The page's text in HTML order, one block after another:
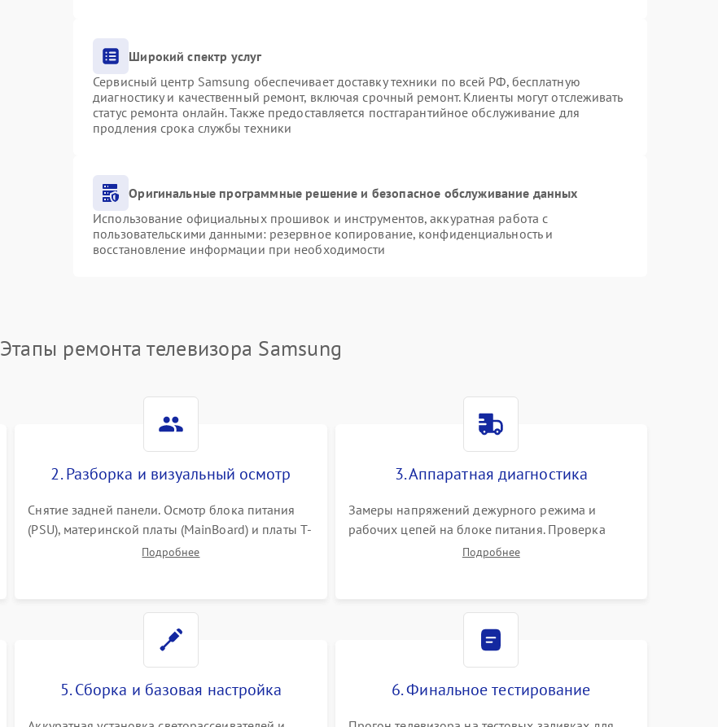
Широкий спектр услуг
Сервисный центр Samsung обеспечивает доставку техники по всей РФ, бесплатную
диагностику и качественный ремонт, включая срочный ремонт. Клиенты могут отслеживать
статус ремонта онлайн. Также предоставляется постгарантийное обслуживание для
продления срока службы техники
Оригинальные программные решение и безопасное обслуживание данных
Использование официальных прошивок и инструментов, аккуратная работа с
пользовательскими данными: резервное копирование, конфиденциальность и
восстановление информации при необходимости
Этапы ремонта телевизора Samsung
2. Разборка и визуальный осмотр
Снятие задней панели. Осмотр блока питания
(PSU), материнской платы (MainBoard) и платы T-
Con на вздутые конденсаторы, прогары,
Подробнее
3. Аппаратная диагностика
Замеры напряжений дежурного режима и
рабочих цепей на блоке питания. Проверка
видеосигналов на плате T-Con с помощью
Подробнее
5. Сборка и базовая настройка 6. Финальное тестирование